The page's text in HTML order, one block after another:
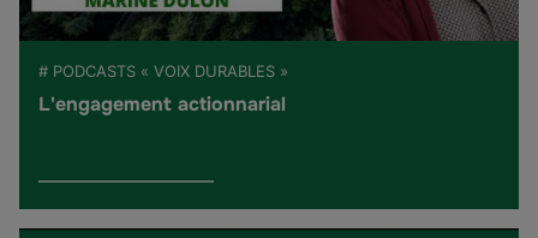
# PODCASTS « VOIX DURABLES »
L'engagement actionnarial